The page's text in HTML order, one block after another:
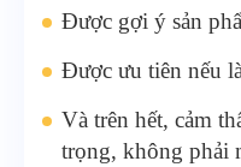
Được gợi ý sản
Được ưu tiên nếu
Và trên hết, cảm
trọng, không phải